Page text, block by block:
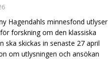
Hagendahls minnesfond utlyser
forskning om den klassiska
ska skickas in senaste 27 april
om utlysningen och ansökan